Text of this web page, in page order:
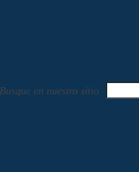
Busque en nuestro sitio